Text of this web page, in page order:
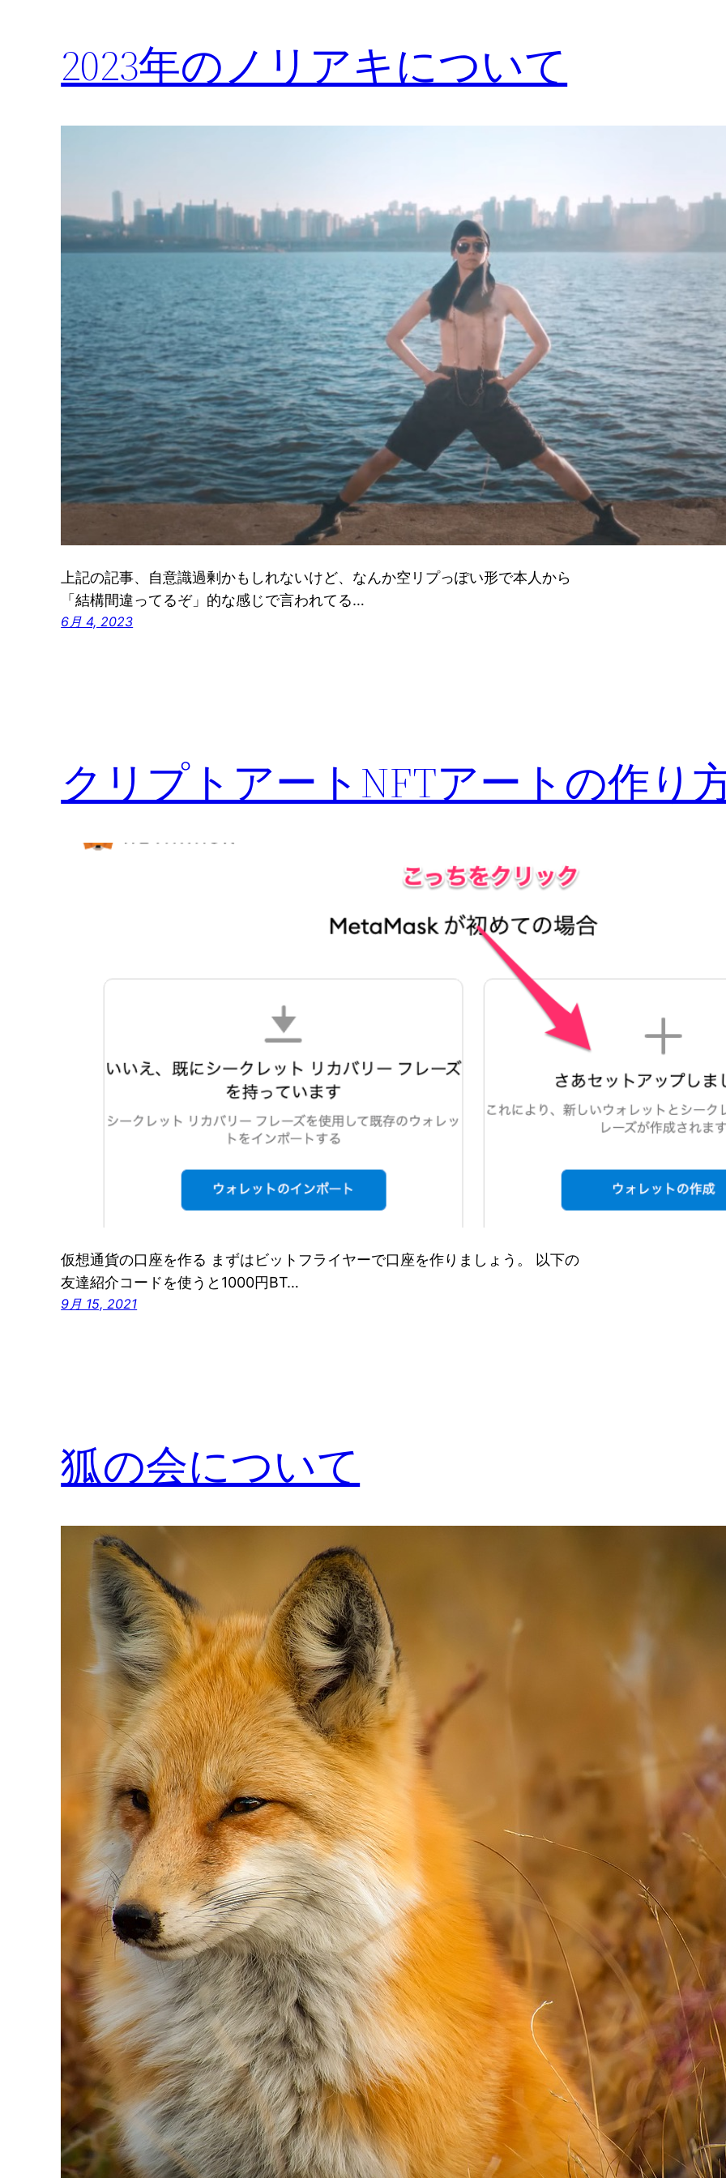
2023年のノリアキについて
上記の記事、自意識過剰かもしれないけど、なんか空リプっぽい形で本人から
「結構間違ってるぞ」的な感じで言われてる…
6月 4, 2023
クリプトアートNFTアートの作り
仮想通貨の口座を作る まずはビットフライヤーで口座を作りましょう。 以下の
友達紹介コードを使うと1000円BT…
9月 15, 2021
狐の会について